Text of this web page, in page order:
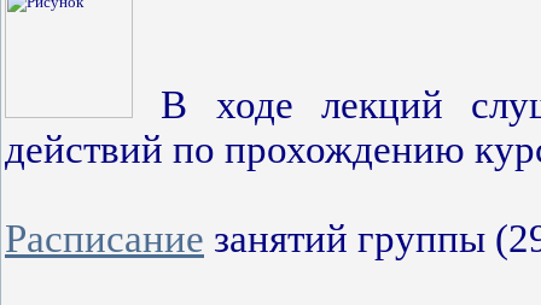
В ходе лекций
действий по прохождению
Расписание занятий группы